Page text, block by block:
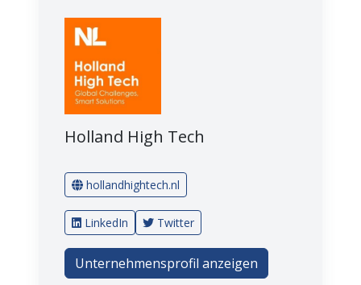
Holland High Tech
hollandhightech.nl
LinkedIn Twitter
Unternehmensprofil anzeigen